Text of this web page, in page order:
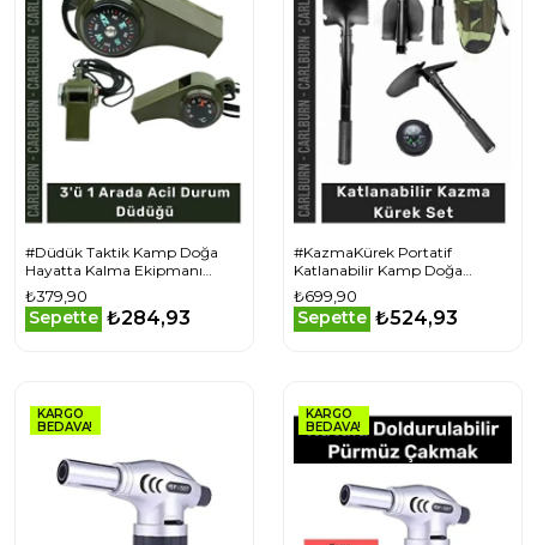
#Düdük Taktik Kamp Doğa
Hayatta Kalma Ekipmanı
Termometre Pusula 3'Ü 1 Arada
Acil Durum Düdüğü
₺379,90
Sepette ₺284,93
#KazmaKürek Portatif
Katlanabilir Kamp Doğa
Tutkunları Çok Fonksiyonlu
Testere Pusula Kazma Kürek
Set
₺699,90
Sepette ₺524,93
KARGO
BEDAVA!
KARGO
BEDAVA!